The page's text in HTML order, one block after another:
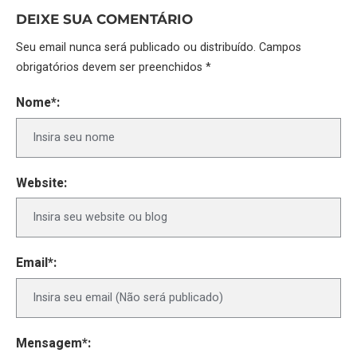
DEIXE SUA COMENTÁRIO
Seu email nunca será publicado ou distribuído. Campos
obrigatórios devem ser preenchidos *
Nome*:
Website:
Email*:
Mensagem*: